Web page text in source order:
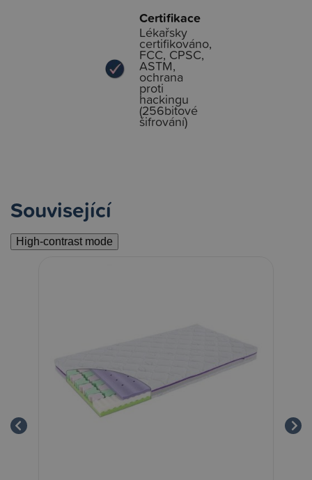
Certifikace
Lékařsky
certifikováno,
FCC, CPSC,
ASTM,
ochrana
proti
hackingu
(256bitové
šifrování)
Související
High-contrast mode